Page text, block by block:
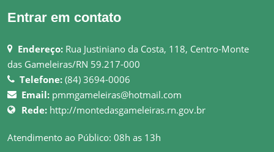
Entrar em contato
Endereço: Rua Justiniano da Costa, 118, Centro-Monte
das Gameleiras/RN 59.217-000
Telefone: (84) 3694-0006
Email: pmmgameleiras@hotmail.com
Rede: http://montedasgameleiras.rn.gov.br
Atendimento ao Público: 08h as 13h